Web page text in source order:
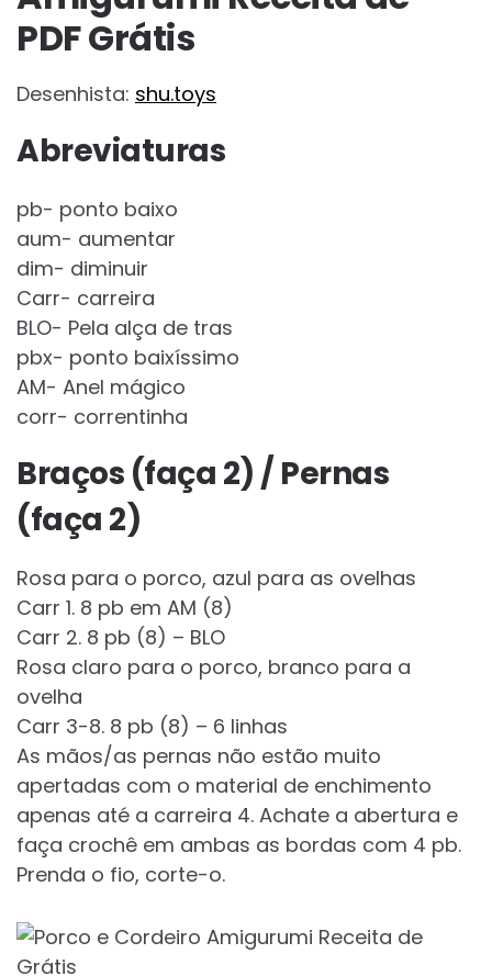
PDF Grátis
Desenhista: shu.toys
Abreviaturas
pb- ponto baixo
aum- aumentar
dim- diminuir
Carr- carreira
BLO- Pela alça de tras
pbx- ponto baixíssimo
AM- Anel mágico
corr- correntinha
Braços (faça 2) / Pernas
(faça 2)
Rosa para o porco, azul para as ovelhas
Carr 1. 8 pb em AM (8)
Carr 2. 8 pb (8) – BLO
Rosa claro para o porco, branco para a
ovelha
Carr 3-8. 8 pb (8) – 6 linhas
As mãos/as pernas não estão muito
apertadas com o material de enchimento
apenas até a carreira 4. Achate a abertura e
faça crochê em ambas as bordas com 4 pb.
Prenda o fio, corte-o.